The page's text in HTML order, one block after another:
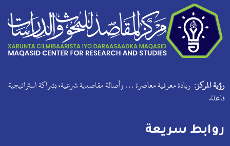
رؤية المركز: ريادة معرفية معاصرة … وأصالة مقاصدية شرعية، بشراكة استراتيجية
فاعلة.
روابط سريعة